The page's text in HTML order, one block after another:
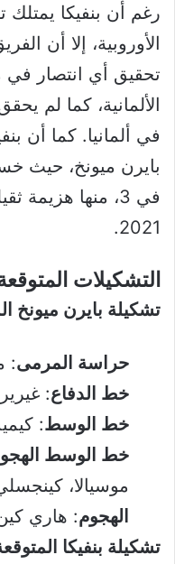
رغم أن بنفيكا يمتلك
الأوروبية، إلا أن
تحقيق أي انتصار في
في ألمانيا. كما أن
2021.
التشكيلات
تشكيلة بايرن ميونخ
حراسة المرمى:
خط الدفاع:
خط الوسط:
خط الوسط
موسيالا،
الهجوم: هاري
تشكيلة بنفيكا